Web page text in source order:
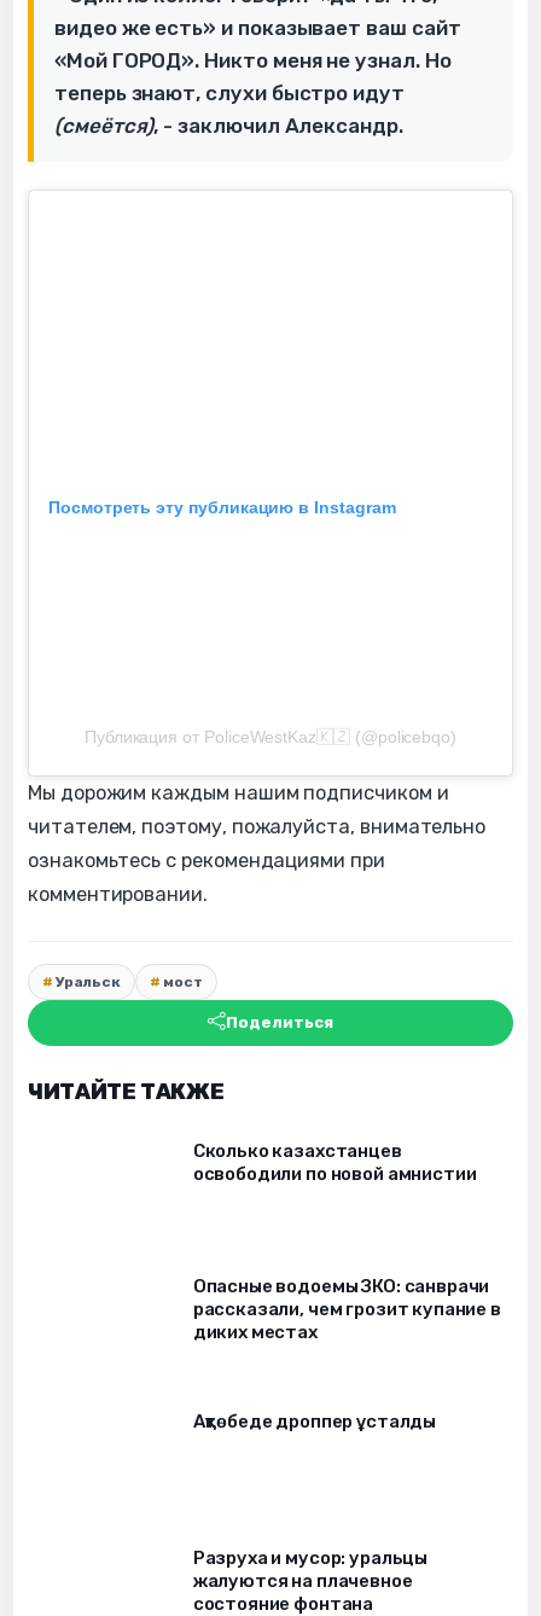
видео же есть» и показывает ваш сайт
«Мой ГОРОД». Никто меня не узнал. Но
теперь знают, слухи быстро идут
(смеётся), - заключил Александр.
Посмотреть эту публикацию в Instagram
Публикация от PoliceWestKaz🇰🇿 (@policebqo)
Мы дорожим каждым нашим подписчиком и
читателем, поэтому, пожалуйста, внимательно
ознакомьтесь с рекомендациями при
комментировании.
Уральск мост
Поделиться
ЧИТАЙТЕ ТАКЖЕ
Сколько казахстанцев
освободили по новой амнистии
Опасные водоемы ЗКО: санврачи
рассказали, чем грозит купание в
диких местах
Ақтөбеде дроппер ұсталды
Разруха и мусор: уральцы
жалуются на плачевное
состояние фонтана